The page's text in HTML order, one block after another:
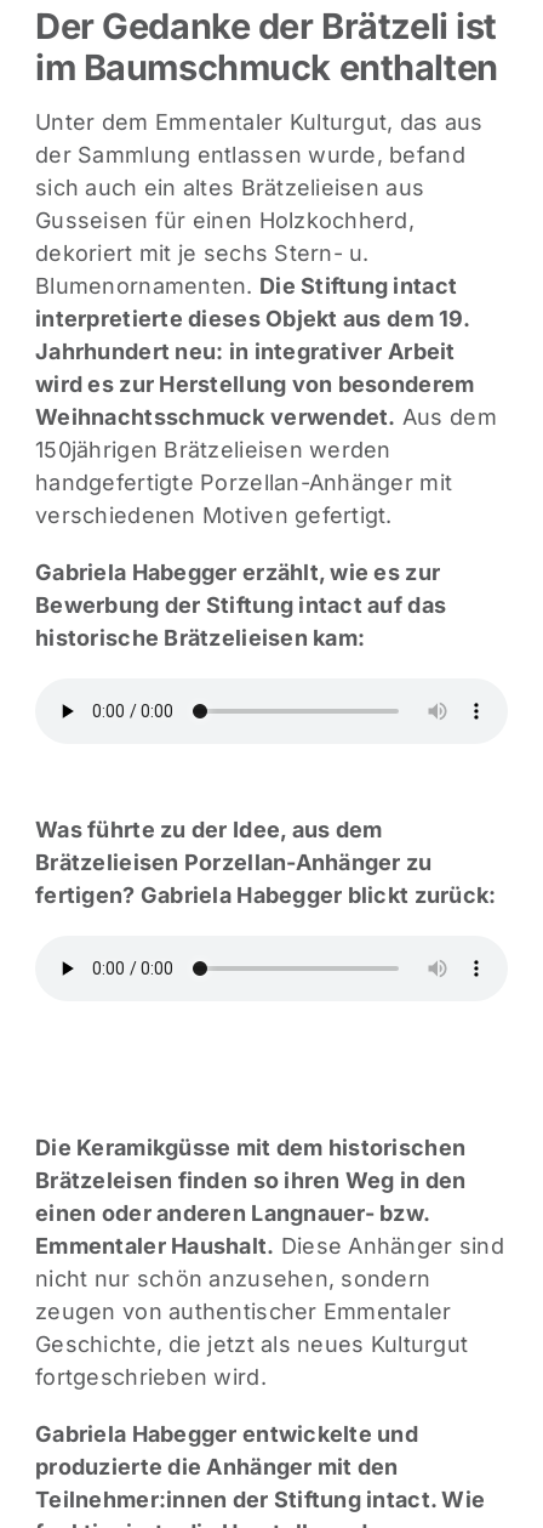
Der Gedanke der Brätzeli ist
im Baumschmuck enthalten
Unter dem Emmentaler Kulturgut, das aus
der Sammlung entlassen wurde, befand
sich auch ein altes Brätzelieisen aus
Gusseisen für einen Holzkochherd,
dekoriert mit je sechs Stern- u.
Blumenornamenten. Die Stiftung intact
interpretierte dieses Objekt aus dem 19.
Jahrhundert neu: in integrativer Arbeit
wird es zur Herstellung von besonderem
Weihnachtsschmuck verwendet. Aus dem
150jährigen Brätzelieisen werden
handgefertigte Porzellan-Anhänger mit
verschiedenen Motiven gefertigt.
Gabriela Habegger erzählt, wie es zur
Bewerbung der Stiftung intact auf das
historische Brätzelieisen kam:
Was führte zu der Idee, aus dem
Brätzelieisen Porzellan-Anhänger zu
fertigen? Gabriela Habegger blickt zurück:
Die Keramikgüsse mit dem historischen
Brätzeleisen finden so ihren Weg in den
einen oder anderen Langnauer- bzw.
Emmentaler Haushalt. Diese Anhänger sind
nicht nur schön anzusehen, sondern
zeugen von authentischer Emmentaler
Geschichte, die jetzt als neues Kulturgut
fortgeschrieben wird.
Gabriela Habegger entwickelte und
produzierte die Anhänger mit den
Teilnehmer:innen der Stiftung intact. Wie